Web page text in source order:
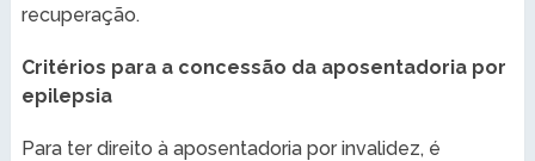
recuperação.
Critérios para a concessão da aposentadoria por
epilepsia
Para ter direito à aposentadoria por invalidez, é